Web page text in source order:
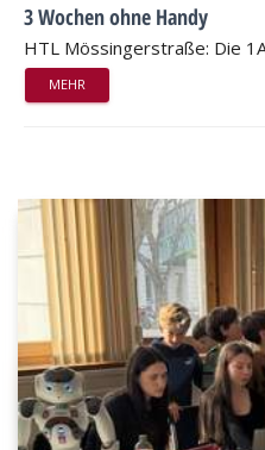
3 Wochen ohne Handy
HTL Mössingerstraße: Die
MEHR